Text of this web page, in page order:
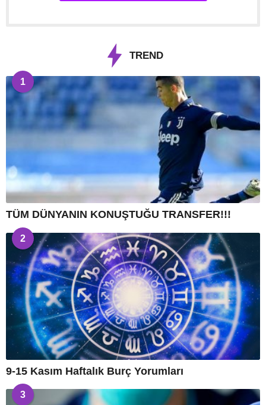
TREND
1
TÜM DÜNYANIN KONUŞTUĞU TRANSFER!!!
2
9-15 Kasım Haftalık Burç Yorumları
3